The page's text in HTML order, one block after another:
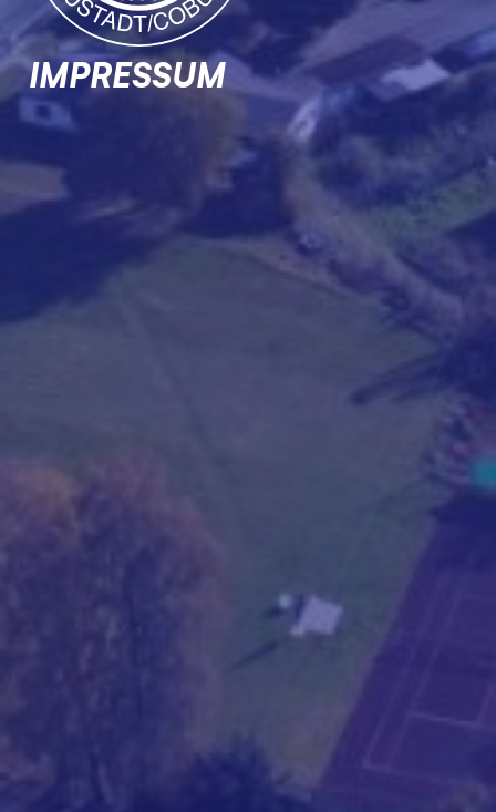
IMPRESSUM